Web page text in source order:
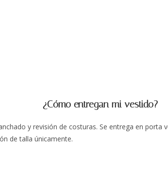
¿Cómo entregan mi vestido?
y revisión de costuras. Se entrega en porta
de talla únicamente.